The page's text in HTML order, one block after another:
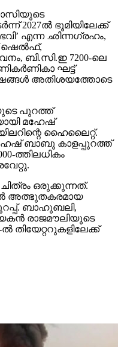
2027ല്‍ ഭൂമിയിലേക്ക്
എന്ന ഛിന്നഗ്രഹം,
ഷെല്‍ഫ്,
ബി.സി.ഇ 7200-ലെ
ഘട്ട്
അതിശയത്തോടെ
പുറത്ത്
മഹേഷ്
ഹൈലൈറ്റ്.
ബാബു കാളപ്പുറത്ത്
ത്തിലധികം
ഒരുക്കുന്നത്.
അത്ഭുതകരമായ
ബാഹുബലി,
രാജമൗലിയുടെ
തിയേറ്ററുകളിലേക്ക്